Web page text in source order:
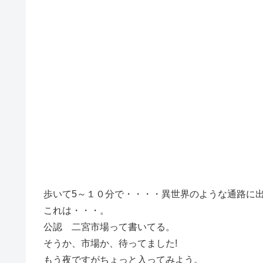
歩いて5～１０分で・・・・異世界のような通路に
これは・・・。
公認 二宮市場って書いてる。
そうか、市場か、待ってました!
もう夜ですがちょっと入ってみよう。